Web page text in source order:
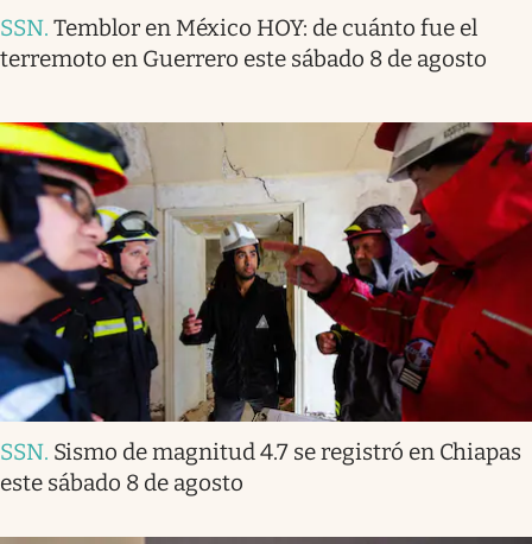
SSN. Temblor en México HOY: de cuánto fue el
terremoto en Guerrero este sábado 8 de agosto
SSN. Sismo de magnitud 4.7 se registró en Chiapas
este sábado 8 de agosto